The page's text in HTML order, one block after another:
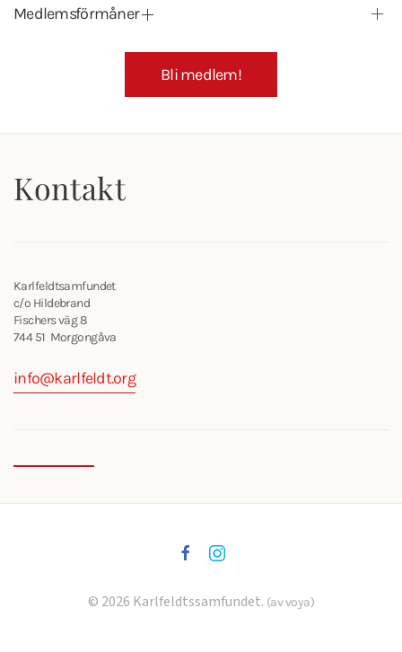
Medlemsförmåner
Bli medlem!
Kontakt
Karlfeldtsamfundet
c/o Hildebrand
Fischers väg 8
744 51 Morgongåva
info@karlfeldt.org
© 2026 Karlfeldtssamfundet. (av voya)